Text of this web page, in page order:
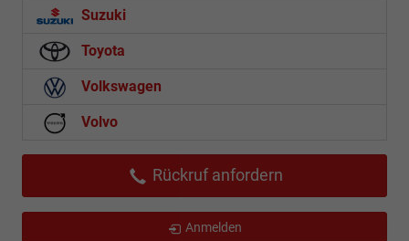
Suzuki
Toyota
Volkswagen
Volvo
Rückruf anfordern
Anmelden